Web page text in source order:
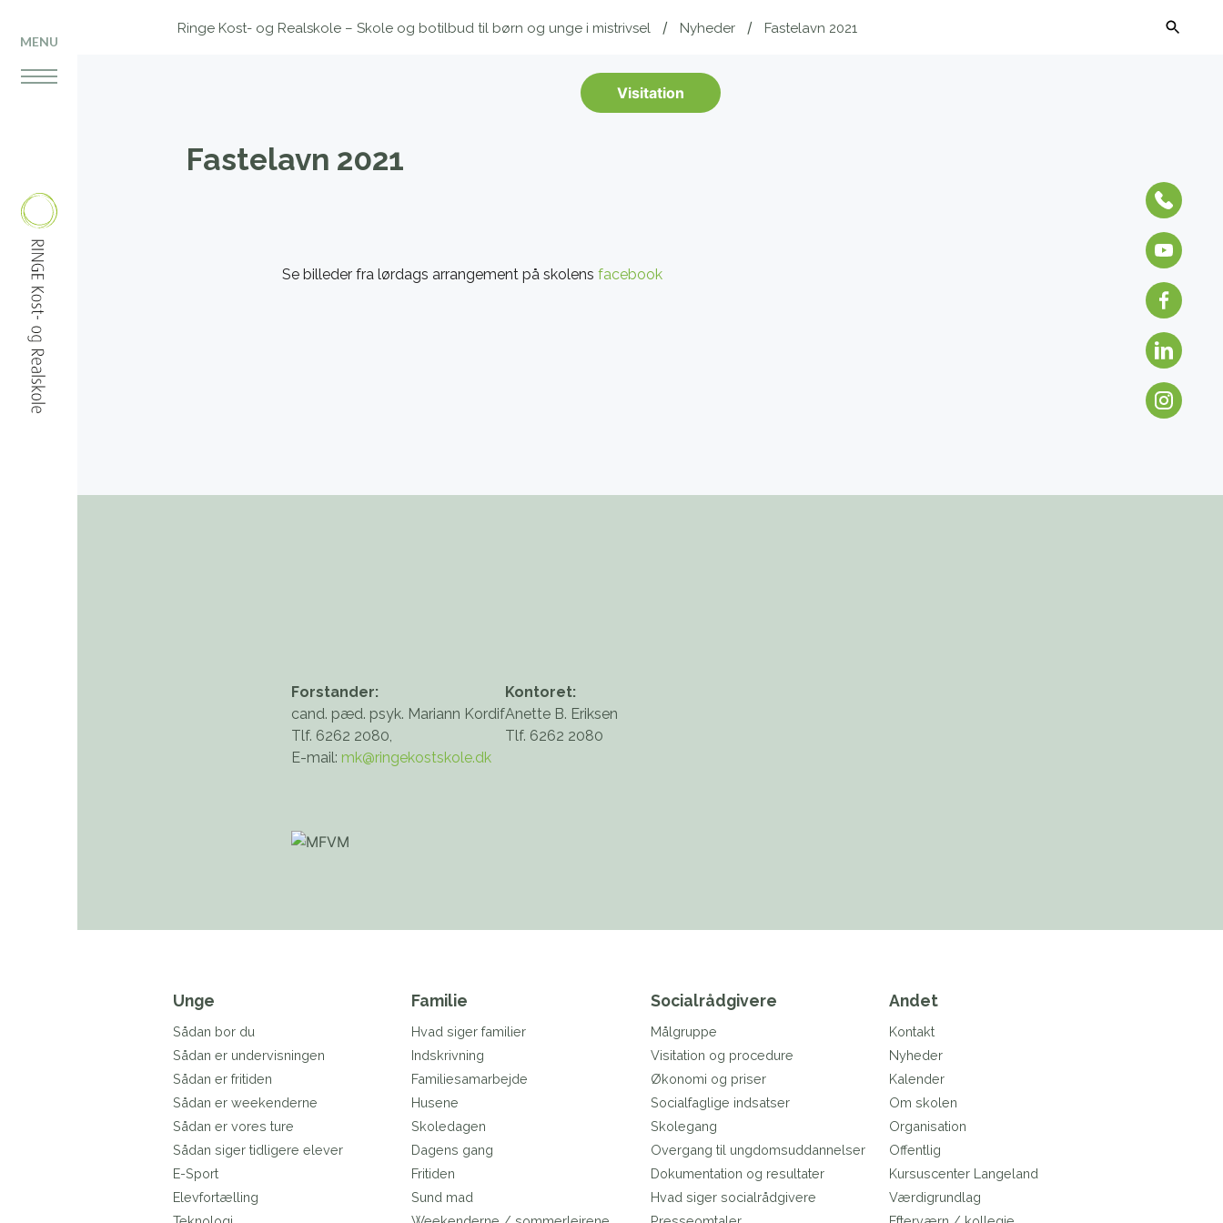
MENU
Ringe Kost- og Realskole – Skole og botilbud til børn og unge i mistrivsel Nyheder Fastelavn 2021
Visitation
Fastelavn 2021
Se billeder fra lørdags arrangement på skolens facebook
Forstander:
cand. pæd. psyk. Mariann Kordif
Tlf. 6262 2080,
E-mail: mk@ringekostskole.dk
Kontoret:
Anette B. Eriksen
Tlf. 6262 2080
Unge
Sådan bor du
Sådan er undervisningen
Sådan er fritiden
Sådan er weekenderne
Sådan er vores ture
Sådan siger tidligere elever
E-Sport
Elevfortælling
Familie
Hvad siger familier
Indskrivning
Familiesamarbejde
Husene
Skoledagen
Dagens gang
Fritiden
Sund mad
Socialrådgivere
Målgruppe
Visitation og procedure
Økonomi og priser
Socialfaglige indsatser
Skolegang
Overgang til ungdomsuddannelser
Dokumentation og resultater
Hvad siger socialrådgivere
Andet
Kontakt
Nyheder
Kalender
Om skolen
Organisation
Offentlig
Kursuscenter Langeland
Værdigrundlag